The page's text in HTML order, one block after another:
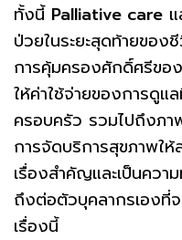
ทั้งนี้ Palliative care
ป่วยในระยะสุดท้ายขอ
การคุ้มครองศักดิ์ศรีขอ
ให้ค่าใช้จ่ายของการดูแ
ครอบครัว รวมไปถึงภา
การจัดบริการสุขภาพให้
เรื่องสำคัญและเป็นควา
ถึงต่อตัวบุคลากรเองที่จ
เรื่องนี้